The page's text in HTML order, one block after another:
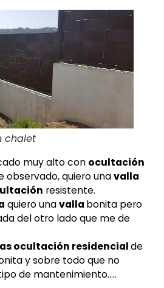
chalet
muy alto con ocultación
observado, quiero unavalla
resistente.
quiero unavalla bonita pero
del otro lado que me de
ocultación residencialde
y sobre todo que no
de mantenimiento…..